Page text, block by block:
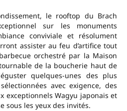
le rooftop du Brach
sur les monuments
conviviale et résolument
assister au feu d’artifice tout
orchestré par la Maison
de la boucherie haut de
quelques-unes des plus
avec exigence, des
exceptionnels Wagyu japonais et
sous les yeux des invités.